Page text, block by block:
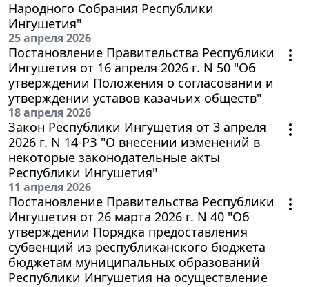
Народного Собрания Республики
Ингушетия"
25 апреля 2026
Постановление Правительства Республики
Ингушетия от 16 апреля 2026 г. N 50 "Об
утверждении Положения о согласовании и
утверждении уставов казачьих обществ"
18 апреля 2026
Закон Республики Ингушетия от 3 апреля
2026 г. N 14-РЗ "О внесении изменений в
некоторые законодательные акты
Республики Ингушетия"
11 апреля 2026
Постановление Правительства Республики
Ингушетия от 26 марта 2026 г. N 40 "Об
утверждении Порядка предоставления
субвенций из республиканского бюджета
бюджетам муниципальных образований
Республики Ингушетия на осуществление